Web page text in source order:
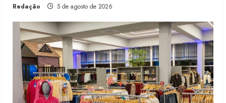
Redação 5 de agosto de 2026